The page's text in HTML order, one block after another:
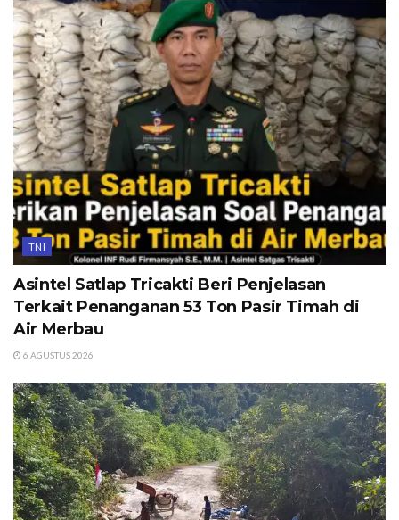
TNI
Asintel Satlap Tricakti Beri Penjelasan
Terkait Penanganan 53 Ton Pasir Timah di
Air Merbau
6 AGUSTUS 2026